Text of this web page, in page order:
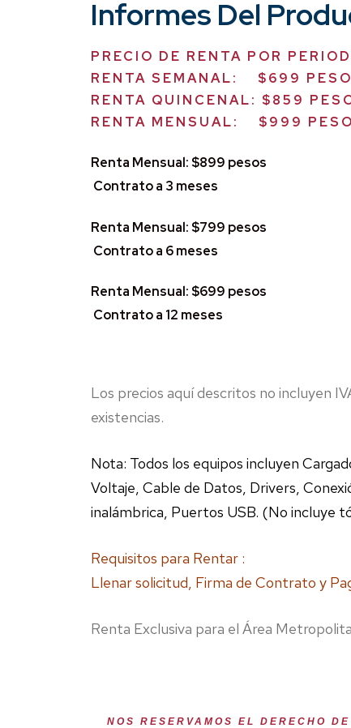
Informes Del
PRECIO DE RENTA POR
RENTA SEMANAL: $699
RENTA QUINCENAL: $859
RENTA MENSUAL: $999
Renta Mensual: $899
Contrato a 3 meses
Renta Mensual: $799
Contrato a 6 meses
Renta Mensual: $699
Contrato a 12 meses
Los precios aquí descritos no incluyen
existencias.
Nota: Todos los equipos incluyen
Voltaje, Cable de Datos, Drivers,
inalámbrica, Puertos USB. (No incluye
Requisitos para Rentar :
Llenar solicitud, Firma de Contrato y
Renta Exclusiva para el Área
NOS RESERVAMOS EL DERECHO